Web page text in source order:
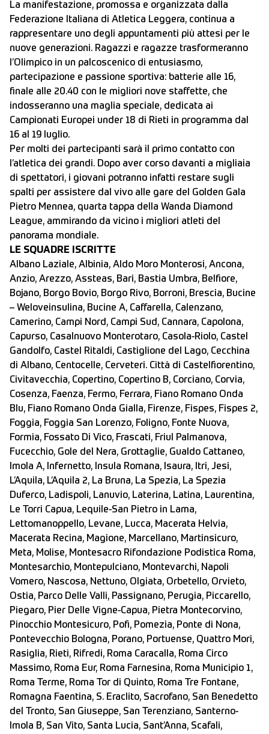
La manifestazione, promossa e organizzata dalla
Federazione Italiana di Atletica Leggera, continua a
rappresentare uno degli appuntamenti più attesi per le
nuove generazioni. Ragazzi e ragazze trasformeranno
l’Olimpico in un palcoscenico di entusiasmo,
partecipazione e passione sportiva: batterie alle 16,
finale alle 20.40 con le migliori nove staffette, che
indosseranno una maglia speciale, dedicata ai
Campionati Europei under 18 di Rieti in programma dal
16 al 19 luglio.
Per molti dei partecipanti sarà il primo contatto con
l’atletica dei grandi. Dopo aver corso davanti a migliaia
di spettatori, i giovani potranno infatti restare sugli
spalti per assistere dal vivo alle gare del Golden Gala
Pietro Mennea, quarta tappa della Wanda Diamond
League, ammirando da vicino i migliori atleti del
panorama mondiale.
LE SQUADRE ISCRITTE
Albano Laziale, Albinia, Aldo Moro Monterosi, Ancona,
Anzio, Arezzo, Assteas, Bari, Bastia Umbra, Belfiore,
Bojano, Borgo Bovio, Borgo Rivo, Borroni, Brescia, Bucine
– Weloveinsulina, Bucine A, Caffarella, Calenzano,
Camerino, Campi Nord, Campi Sud, Cannara, Capolona,
Capurso, Casalnuovo Monterotaro, Casola-Riolo, Castel
Gandolfo, Castel Ritaldi, Castiglione del Lago, Cecchina
di Albano, Centocelle, Cerveteri. Città di Castelfiorentino,
Civitavecchia, Copertino, Copertino B, Corciano, Corvia,
Cosenza, Faenza, Fermo, Ferrara, Fiano Romano Onda
Blu, Fiano Romano Onda Gialla, Firenze, Fispes, Fispes 2,
Foggia, Foggia San Lorenzo, Foligno, Fonte Nuova,
Formia, Fossato Di Vico, Frascati, Friul Palmanova,
Fucecchio, Gole del Nera, Grottaglie, Gualdo Cattaneo,
Imola A, Infernetto, Insula Romana, Isaura, Itri, Jesi,
L’Aquila, L’Aquila 2, La Bruna, La Spezia, La Spezia
Duferco, Ladispoli, Lanuvio, Laterina, Latina, Laurentina,
Le Torri Capua, Lequile-San Pietro in Lama,
Lettomanoppello, Levane, Lucca, Macerata Helvia,
Macerata Recina, Magione, Marcellano, Martinsicuro,
Meta, Molise, Montesacro Rifondazione Podistica Roma,
Montesarchio, Montepulciano, Montevarchi, Napoli
Vomero, Nascosa, Nettuno, Olgiata, Orbetello, Orvieto,
Ostia, Parco Delle Valli, Passignano, Perugia, Piccarello,
Piegaro, Pier Delle Vigne-Capua, Pietra Montecorvino,
Pinocchio Montesicuro, Pofi, Pomezia, Ponte di Nona,
Pontevecchio Bologna, Porano, Portuense, Quattro Mori,
Rasiglia, Rieti, Rifredi, Roma Caracalla, Roma Circo
Massimo, Roma Eur, Roma Farnesina, Roma Municipio 1,
Roma Terme, Roma Tor di Quinto, Roma Tre Fontane,
Romagna Faentina, S. Eraclito, Sacrofano, San Benedetto
del Tronto, San Giuseppe, San Terenziano, Santerno-
Imola B, San Vito, Santa Lucia, Sant’Anna, Scafali,